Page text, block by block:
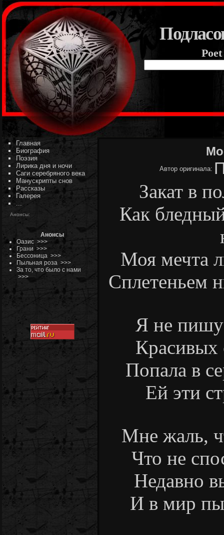
Главная
Биография
Поэзия
Лирика дня и ночи
Саги серебряного века
Манускрипты снов
Рассказы
Галерея
...
Анонсы:
Анонсы
Оазис >>>
Грани >>>
Бессоница >>>
Пыльная роза >>>
За то, что было с нами
>>>
Автор оригинала:
Закат в
Как
Моя мечта
Сплетеньем
Я не пишу
Красивых
Попала в
Ей эти
Мне жаль,
Что не
Недавно
И в мир